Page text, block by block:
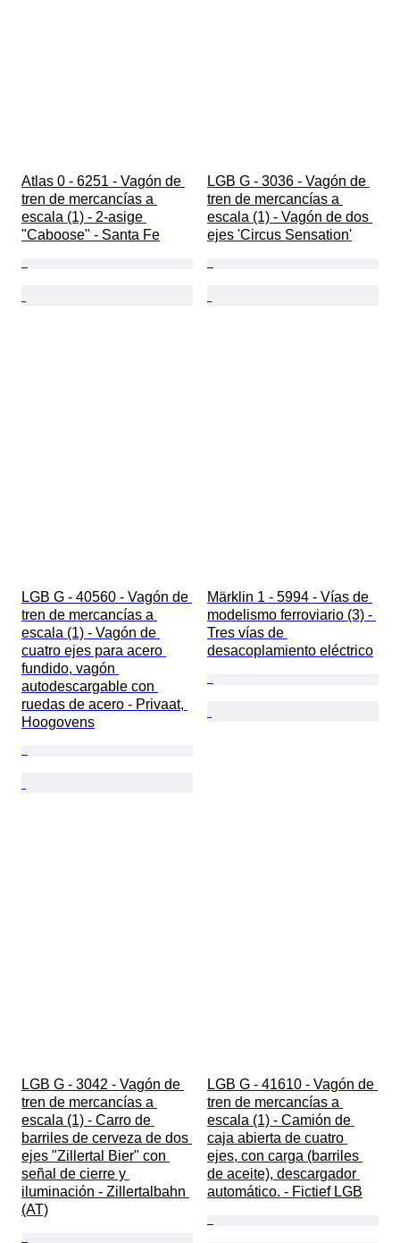
Atlas 0 - 6251 - Vagón de
tren de mercancías a
escala (1) - 2-asige
"Caboose" - Santa Fe
LGB G - 3036 - Vagón de
tren de mercancías a
escala (1) - Vagón de dos
ejes 'Circus Sensation'
LGB G - 40560 - Vagón de
tren de mercancías a
escala (1) - Vagón de
cuatro ejes para acero
fundido, vagón
autodescargable con
ruedas de acero - Privaat,
Hoogovens
Märklin 1 - 5994 - Vías de
modelismo ferroviario (3) -
Tres vías de
desacoplamiento eléctrico
LGB G - 3042 - Vagón de
tren de mercancías a
escala (1) - Carro de
barriles de cerveza de dos
ejes "Zillertal Bier" con
señal de cierre y
iluminación - Zillertalbahn
(AT)
LGB G - 41610 - Vagón de
tren de mercancías a
escala (1) - Camión de
caja abierta de cuatro
ejes, con carga (barriles
de aceite), descargador
automático. - Fictief LGB